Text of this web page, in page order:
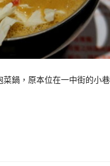
鍋，原本位在一中街的小